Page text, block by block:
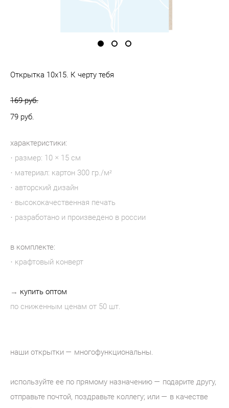
Открытка 10х15. К черту тебя
169 pуб.
79 pуб.
характеристики:
· размер: 10 × 15 см
· материал: картон 300 гр./м²
· авторский дизайн
· высококачественная печать
· разработано и произведено в россии
в комплекте:
· крафтовый конверт
→ купить оптом
по сниженным ценам от 50 шт.
наши открытки — многофункциональны.
используйте ее по прямому назначению — подарите другу,
отправьте почтой, поздравьте коллегу; или — в качестве